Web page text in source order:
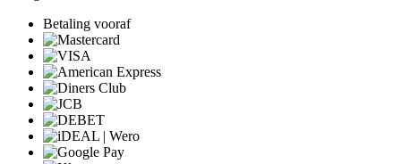
Betaling vooraf